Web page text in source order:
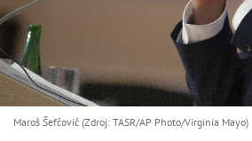
Maroš Šefčovič (Zdroj: TASR/AP Photo/Virginia Mayo)